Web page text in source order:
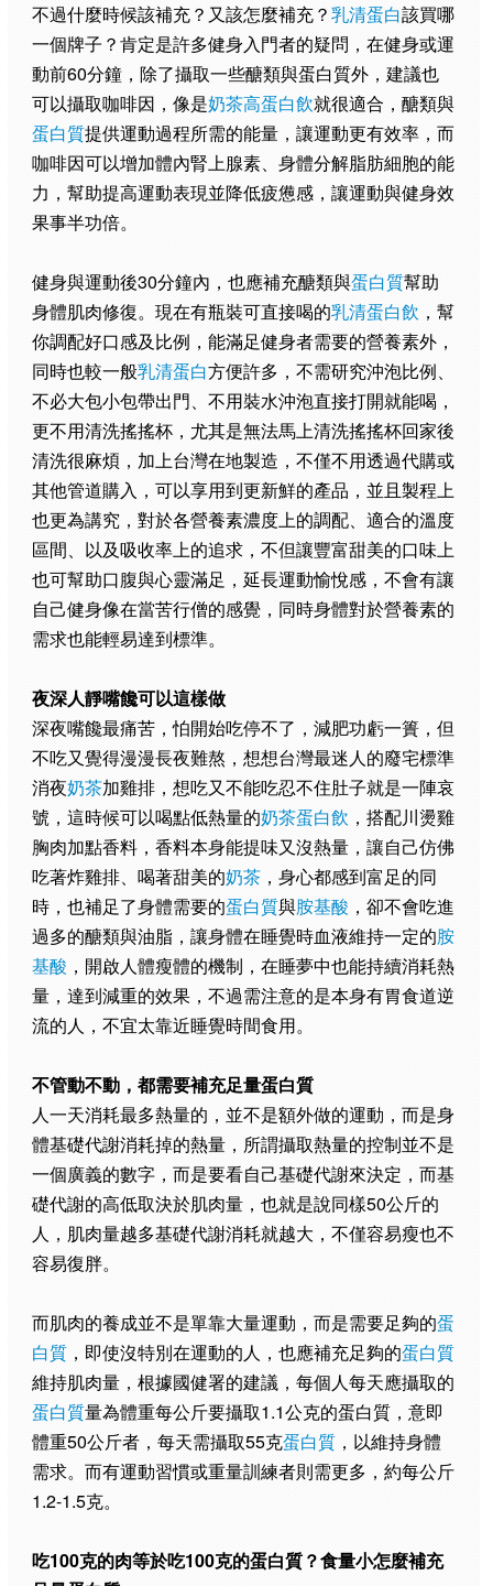
不過什麼時候該補充？又該怎麼補充？乳清蛋白該買哪
一個牌子？肯定是許多健身入門者的疑問，在健身或運
動前60分鐘，除了攝取一些醣類與蛋白質外，建議也
可以攝取咖啡因，像是奶茶高蛋白飲就很適合，醣類與
蛋白質提供運動過程所需的能量，讓運動更有效率，而
咖啡因可以增加體內腎上腺素、身體分解脂肪細胞的能
力，幫助提高運動表現並降低疲憊感，讓運動與健身效
果事半功倍。
健身與運動後30分鐘內，也應補充醣類與蛋白質幫助
身體肌肉修復。現在有瓶裝可直接喝的乳清蛋白飲 ，幫
你調配好口感及比例，能滿足健身者需要的營養素外，
同時也較一般乳清蛋白方便許多，不需研究沖泡比例、
不必大包小包帶出門、不用裝水沖泡直接打開就能喝，
更不用清洗搖搖杯，尤其是無法馬上清洗搖搖杯回家後
清洗很麻煩，加上台灣在地製造，不僅不用透過代購或
其他管道購入，可以享用到更新鮮的產品，並且製程上
也更為講究，對於各營養素濃度上的調配、適合的溫度
區間、以及吸收率上的追求，不但讓豐富甜美的口味上
也可幫助口腹與心靈滿足，延長運動愉悅感，不會有讓
自己健身像在當苦行僧的感覺，同時身體對於營養素的
需求也能輕易達到標準。
夜深人靜嘴饞可以這樣做
深夜嘴饞最痛苦，怕開始吃停不了，減肥功虧一簣，但
不吃又覺得漫漫長夜難熬，想想台灣最迷人的廢宅標準
消夜奶茶加雞排，想吃又不能吃忍不住肚子就是一陣哀
號，這時候可以喝點低熱量的奶茶蛋白飲 ，搭配川燙雞
胸肉加點香料，香料本身能提味又沒熱量，讓自己仿佛
吃著炸雞排、喝著甜美的奶茶，身心都感到富足的同
時，也補足了身體需要的蛋白質與胺基酸 ，卻不會吃進
過多的醣類與油脂，讓身體在睡覺時血液維持一定的胺
基酸 ，開啟人體瘦體的機制，在睡夢中也能持續消耗熱
量，達到減重的效果，不過需注意的是本身有胃食道逆
流的人，不宜太靠近睡覺時間食用。
不管動不動，都需要補充足量蛋白質
人一天消耗最多熱量的，並不是額外做的運動，而是身
體基礎代謝消耗掉的熱量，所謂攝取熱量的控制並不是
一個廣義的數字，而是要看自己基礎代謝來決定，而基
礎代謝的高低取決於肌肉量，也就是說同樣50公斤的
人，肌肉量越多基礎代謝消耗就越大，不僅容易瘦也不
容易復胖。
而肌肉的養成並不是單靠大量運動，而是需要足夠的蛋
白質，即使沒特別在運動的人，也應補充足夠的蛋白質
維持肌肉量，根據國健署的建議，每個人每天應攝取的
蛋白質量為體重每公斤要攝取1.1公克的蛋白質，意即
體重50公斤者，每天需攝取55克蛋白質，以維持身體
需求。而有運動習慣或重量訓練者則需更多，約每公斤
1.2-1.5克。
吃100克的肉等於吃100克的蛋白質？食量小怎麼補充